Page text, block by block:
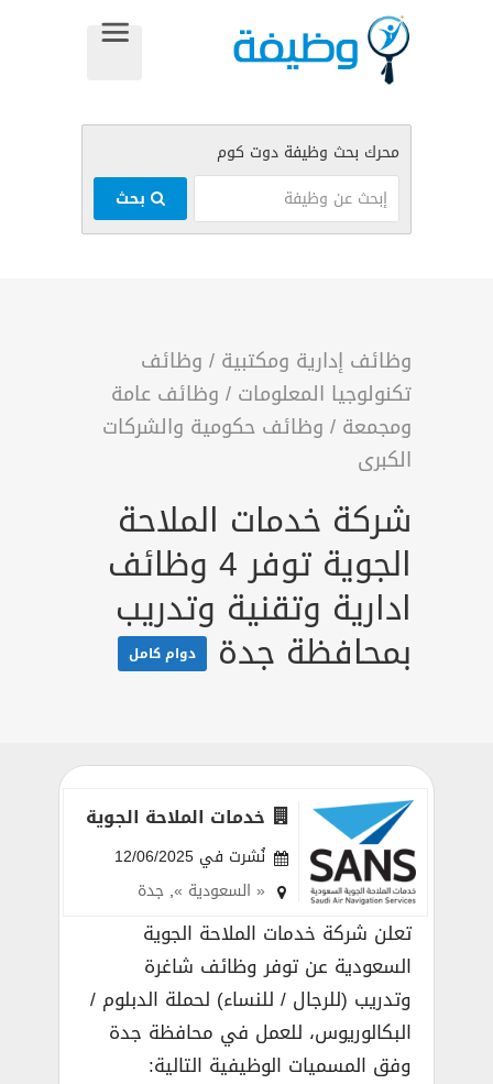
وظائف إدارية ومكتبية / وظائف
تكنولوجيا المعلومات / وظائف عامة
ومجمعة / وظائف حكومية والشركات
الكبرى
شركة خدمات الملاحة
الجوية توفر 4 وظائف
ادارية وتقنية وتدريب
بمحافظة جدة دوام كامل
خدمات الملاحة الجوية
نُشرت في 12/06/2025
« السعودية »,جدة
تعلن شركة خدمات الملاحة الجوية
السعودية عن توفر وظائف شاغرة
وتدريب (للرجال / للنساء) لحملة الدبلوم /
البكالوريوس، للعمل في محافظة جدة
وفق المسميات الوظيفية التالية: